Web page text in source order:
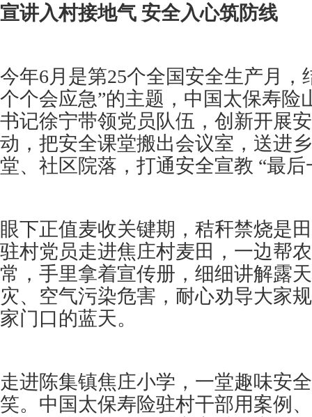
宣讲入村接地气 安全入心筑防线
今年6月是第25个全国安全生产月，
个个会应急”的主题，中国太保寿险
书记徐宁带领党员队伍，创新开展
动，把安全课堂搬出会议室，送进
堂、社区院落，打通安全宣教 “最后
眼下正值麦收关键期，秸秆禁烧是
驻村党员走进焦庄村麦田，一边帮
常，手里拿着宣传册，细细讲解露
灾、空气污染危害，耐心劝导大家
家门口的蓝天。
走进陈集镇焦庄小学，一堂趣味安
笑。中国太保寿险驻村干部用案例